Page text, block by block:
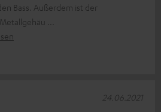
Bass. Außerdem ist der
24.06.2021